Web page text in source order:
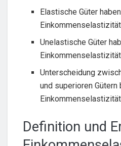
Elastische Güter
Unelastische Güter
Unterscheidung
und superioren
Definition und